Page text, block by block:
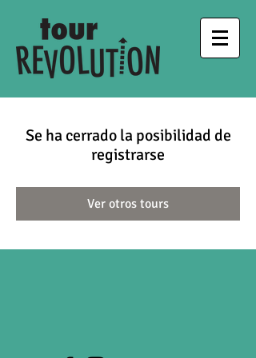
Se ha cerrado la posibilidad de
registrarse
Ver otros tours